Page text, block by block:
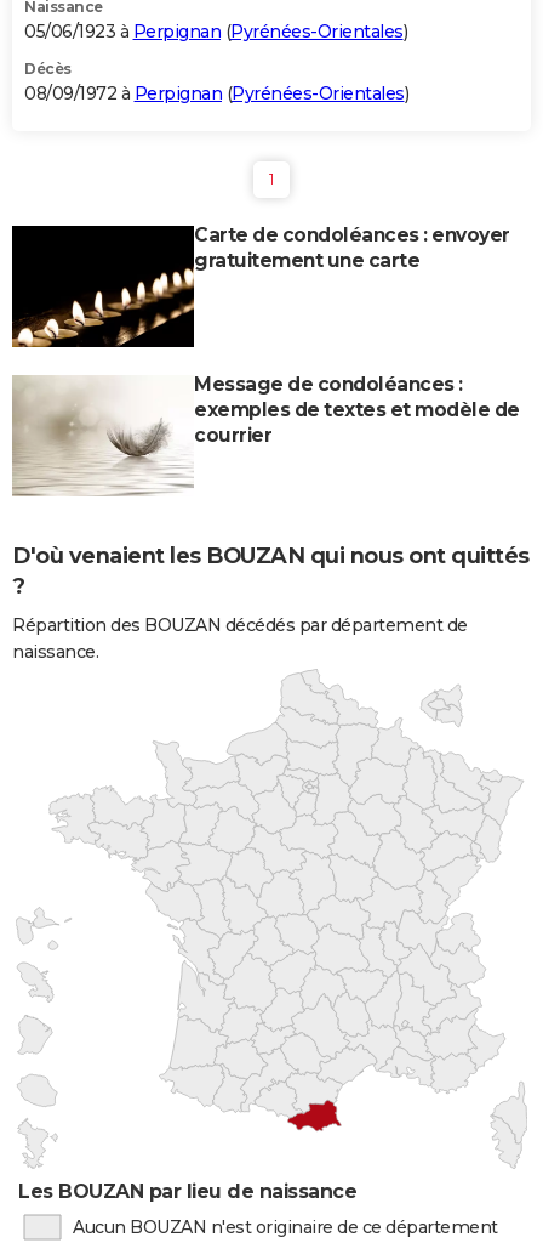
Naissance
05/06/1923 à Perpignan (Pyrénées-Orientales)
Décès
08/09/1972 à Perpignan (Pyrénées-Orientales)
1
Carte de condoléances : envoyer
gratuitement une carte
Message de condoléances :
exemples de textes et modèle de
courrier
D'où venaient les BOUZAN qui nous ont quittés
?
Répartition des BOUZAN décédés par département de
naissance.
Les BOUZAN par lieu de naissance
Aucun BOUZAN n'est originaire de ce département